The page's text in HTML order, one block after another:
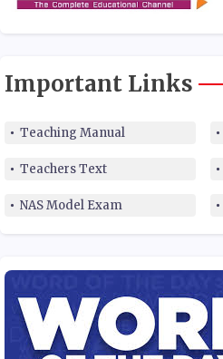
Important Links
Teaching Manual
Teachers Text
NAS Model Exam